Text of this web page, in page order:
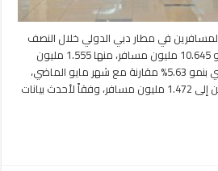
الأول
من
العام
مغلقة
في مطار دبي الدولي خلال النصف
الأول من العام الجاري إلى نحو 10.645 مليون مسافر، منها 1.555 مليون
مسافر خلال شهر يونيو الماضي بنمو 5.63% مقارنة مع شهر مايو الماضي،
الذي وصل فيه عدد المسافرين إلى 1.472 مليون مسافر، وفقاً لأحدث بيانات